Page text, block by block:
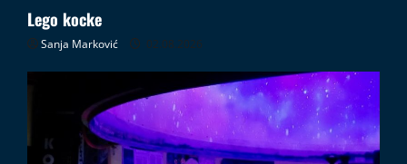
Lego kocke
Sanja Marković 02.08.2026